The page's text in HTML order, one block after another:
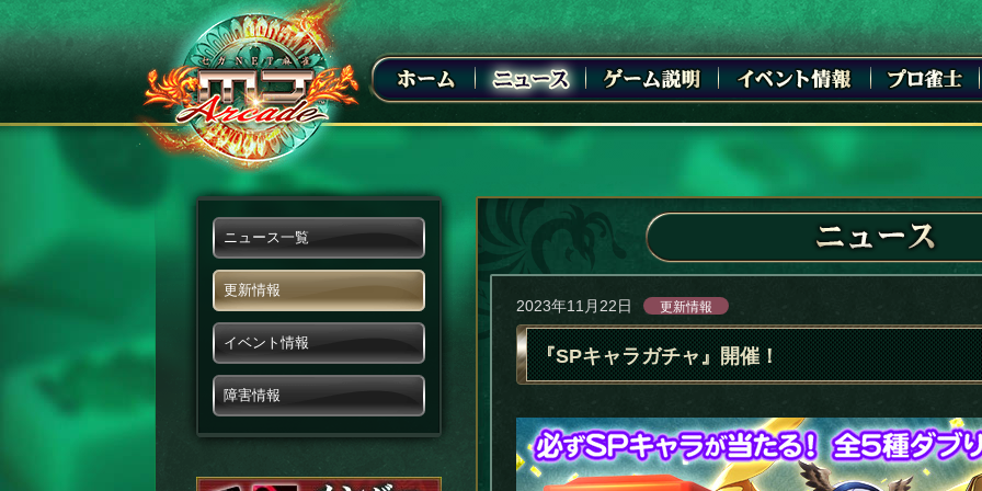
ニュース一覧
更新情報
イベント情報
障害情報
2023年11月22日 更新情報
『SPキャラガチャ』開催！